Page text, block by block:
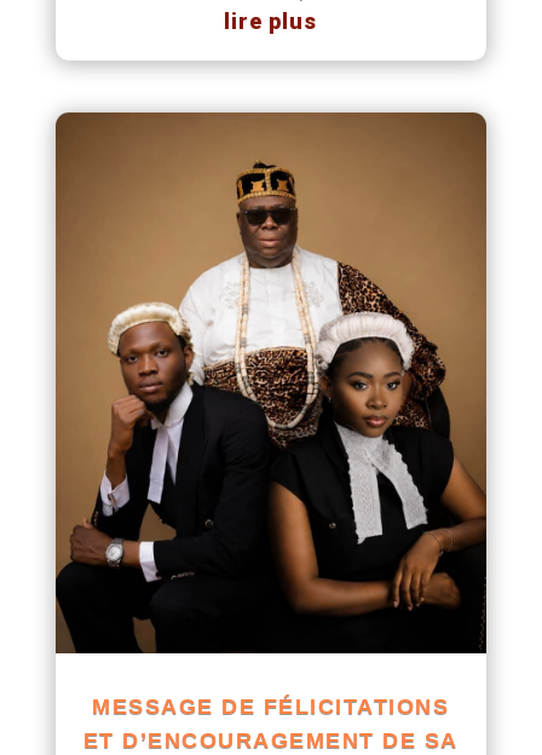
lire plus
MESSAGE DE FÉLICITATIONS
ET D’ENCOURAGEMENT DE SA